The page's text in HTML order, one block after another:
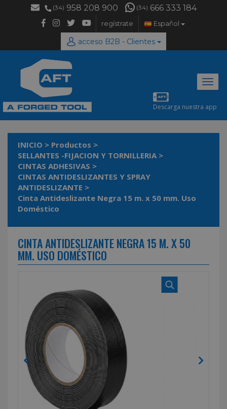
(34) 958 208 900 (34) 666 333 184
regístrate Español
acceso B2B - Clientes
Descarga nuestra app
INICIO > Productos >
SELLANTES -FIJACION Y TORNILLERIA >
CINTAS ADHESIVAS >
CINTAS ANTIDESLIZANTES Y SPRAY
ANTIDESLIZANTE >
Cinta Antideslizante Negra 15 m. x 50 mm. Uso
Doméstico
CINTA ANTIDESLIZANTE NEGRA 15 M. X 50
MM. USO DOMÉSTICO